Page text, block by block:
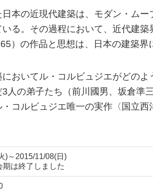
本の近現代建築は、モダン・ム
る。その過程において、近代建
）の作品と思想は、日本の建築界
おいてル・コルビュジエがどの
人の弟子たち（前川國男、坂倉準
コルビュジエ唯一の実作〈国立
)～2015/11/08(日)
は終了しました